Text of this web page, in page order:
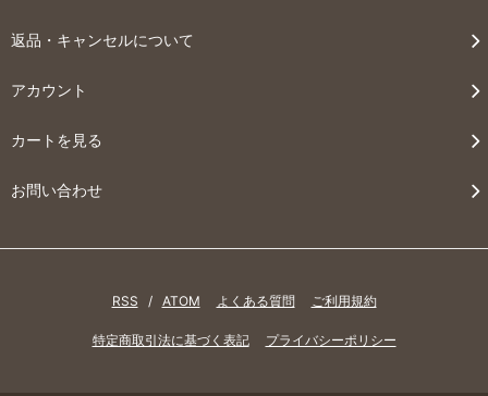
返品・キャンセルについて
アカウント
カートを見る
お問い合わせ
RSS / ATOM よくある質問 ご利用規約
特定商取引法に基づく表記 プライバシーポリシー